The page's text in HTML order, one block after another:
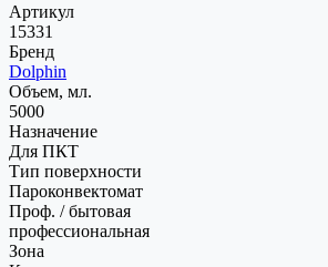
Артикул
15331
Бренд
Dolphin
Объем, мл.
5000
Назначение
Для ПКТ
Тип поверхности
Пароконвектомат
Проф. / бытовая
профессиональная
Зона